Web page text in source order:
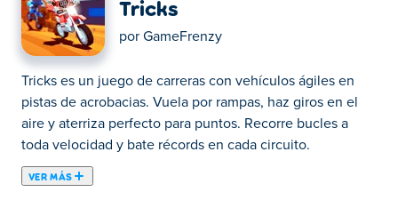
Tricks
por GameFrenzy
Tricks es un juego de carreras con vehículos ágiles en
pistas de acrobacias. Vuela por rampas, haz giros en el
aire y aterriza perfecto para puntos. Recorre bucles a
toda velocidad y bate récords en cada circuito.
VER MÁS